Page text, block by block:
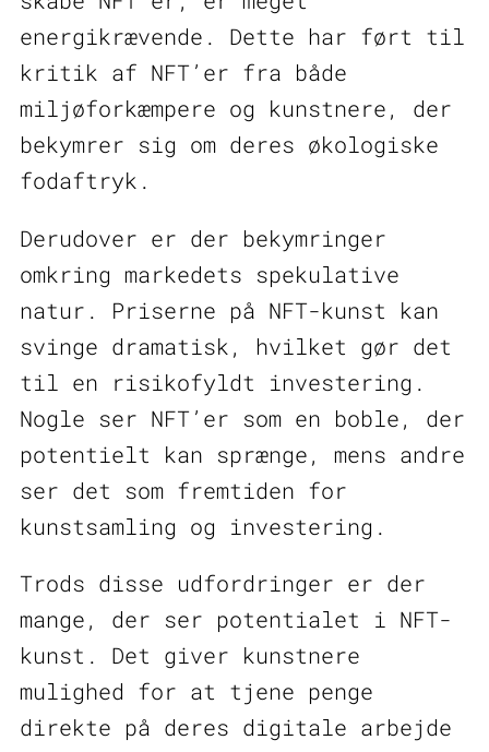
energikrævende. Dette har ført til
kritik af NFT’er fra både
miljøforkæmpere og kunstnere, der
bekymrer sig om deres økologiske
fodaftryk.
Derudover er der bekymringer
omkring markedets spekulative
natur. Priserne på NFT-kunst kan
svinge dramatisk, hvilket gør det
til en risikofyldt investering.
Nogle ser NFT’er som en boble, der
potentielt kan sprænge, mens andre
ser det som fremtiden for
kunstsamling og investering.
Trods disse udfordringer er der
mange, der ser potentialet i NFT-
kunst. Det giver kunstnere
mulighed for at tjene penge
direkte på deres digitale arbejde